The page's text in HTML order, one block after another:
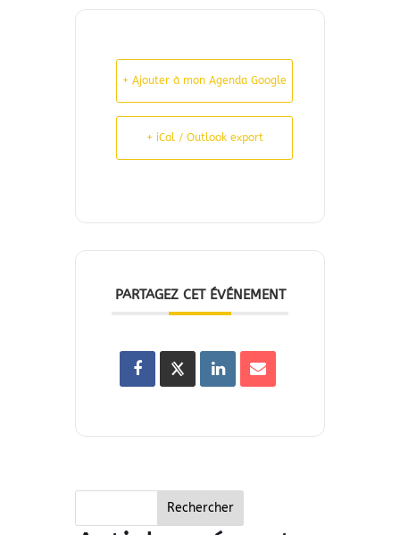
+ Ajouter à mon Agenda Google
+ iCal / Outlook export
PARTAGEZ CET ÉVÉNEMENT
Rechercher